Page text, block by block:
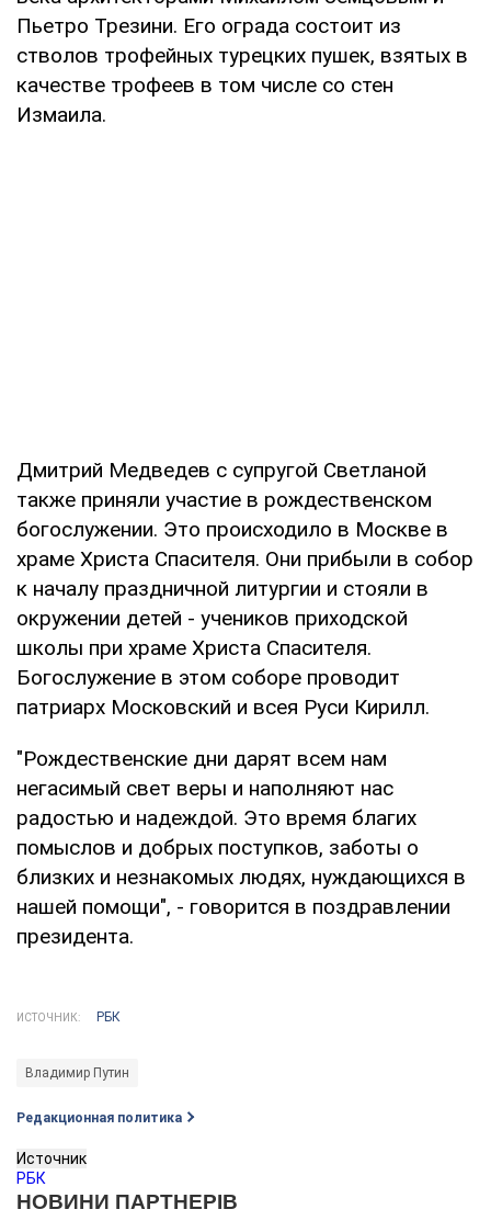
Пьетро Трезини. Его ограда состоит из
стволов трофейных турецких пушек, взятых в
качестве трофеев в том числе со стен
Измаила.
Дмитрий Медведев с супругой Светланой
также приняли участие в рождественском
богослужении. Это происходило в Москве в
храме Христа Спасителя. Они прибыли в собор
к началу праздничной литургии и стояли в
окружении детей - учеников приходской
школы при храме Христа Спасителя.
Богослужение в этом соборе проводит
патриарх Московский и всея Руси Кирилл.
"Рождественские дни дарят всем нам
негасимый свет веры и наполняют нас
радостью и надеждой. Это время благих
помыслов и добрых поступков, заботы о
близких и незнакомых людях, нуждающихся в
нашей помощи", - говорится в поздравлении
президента.
ИСТОЧНИК: РБК
Владимир Путин
Редакционная политика
Источник
РБК